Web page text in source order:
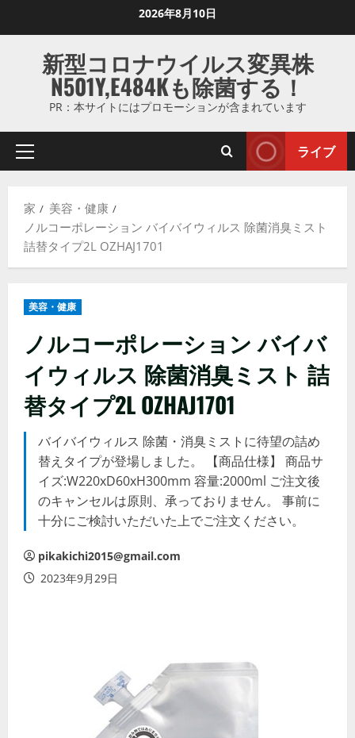
ス
ッ
2026年8月10日
新型コロナウイルス変異株
N501Y,E484Kも除菌する！
PR：本サイトにはプロモーションが含まれています
プ
マ
リ
メ
ー
ライブ
家
美容・健康
ノルコーポレーション バイバイウィルス 除菌消臭ミスト
詰替タイプ2L OZHAJ1701
美容・健康
ノルコーポレーション バイバ
イウィルス 除菌消臭ミスト 詰
替タイプ2L OZHAJ1701
バイバイウィルス 除菌・消臭ミストに待望の詰め
替えタイプが登場しました。 【商品仕様】 商品サ
イズ:W220xD60xH300mm 容量:2000ml ご注文後
のキャンセルは原則、承っておりません。 事前に
十分にご検討いただいた上でご注文ください。
pikakichi2015@gmail.com
2023年9月29日